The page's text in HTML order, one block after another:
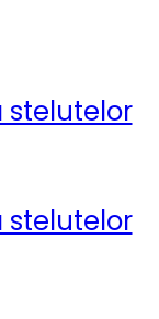
stelutelor
stelutelor